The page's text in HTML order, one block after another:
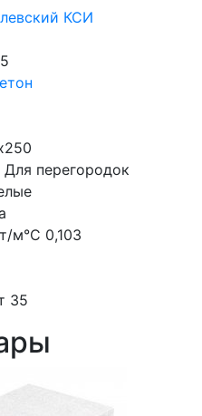
КСИ
Для перегородок
м°С 0,103
35